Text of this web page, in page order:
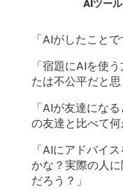
AIツー
「AIがしたこと
「宿題にAIを使
たは不公平だと思
「AIが友達にな
の友達と比べて何
「AIにアドバイ
かな？実際の人
だろう？」